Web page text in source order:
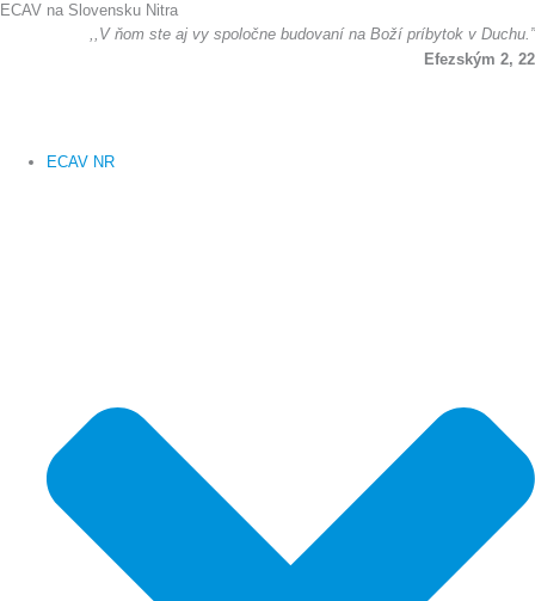
Preskočiť
ECAV na Slovensku Nitra
,,V ňom ste aj vy spoločne budovaní na Boží príbytok v Duchu.”
Efezským 2, 22
ECAV NR